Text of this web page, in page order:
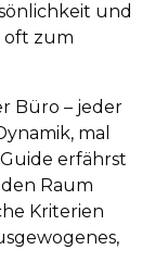
und
oft zum
Büro – jeder
mal
erfährst
Raum
Kriterien